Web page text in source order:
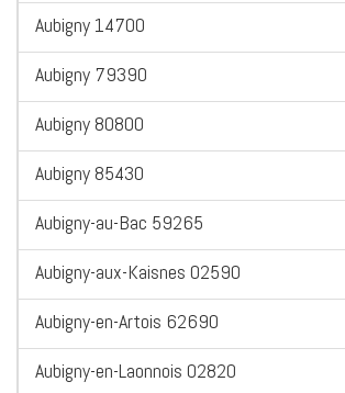
Aubigny 14700
Aubigny 79390
Aubigny 80800
Aubigny 85430
Aubigny-au-Bac 59265
Aubigny-aux-Kaisnes 02590
Aubigny-en-Artois 62690
Aubigny-en-Laonnois 02820